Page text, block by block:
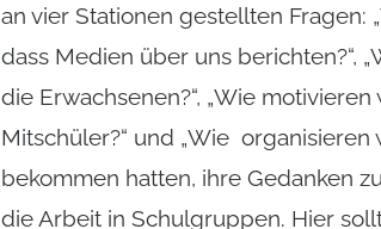
an vier Stationen gestellten Fragen:
dass Medien über uns berichten?“,
die Erwachsenen?“, „Wie
Mitschüler?“ und „Wie
bekommen hatten, ihre Gedanken
die Arbeit in Schulgruppen. Hier